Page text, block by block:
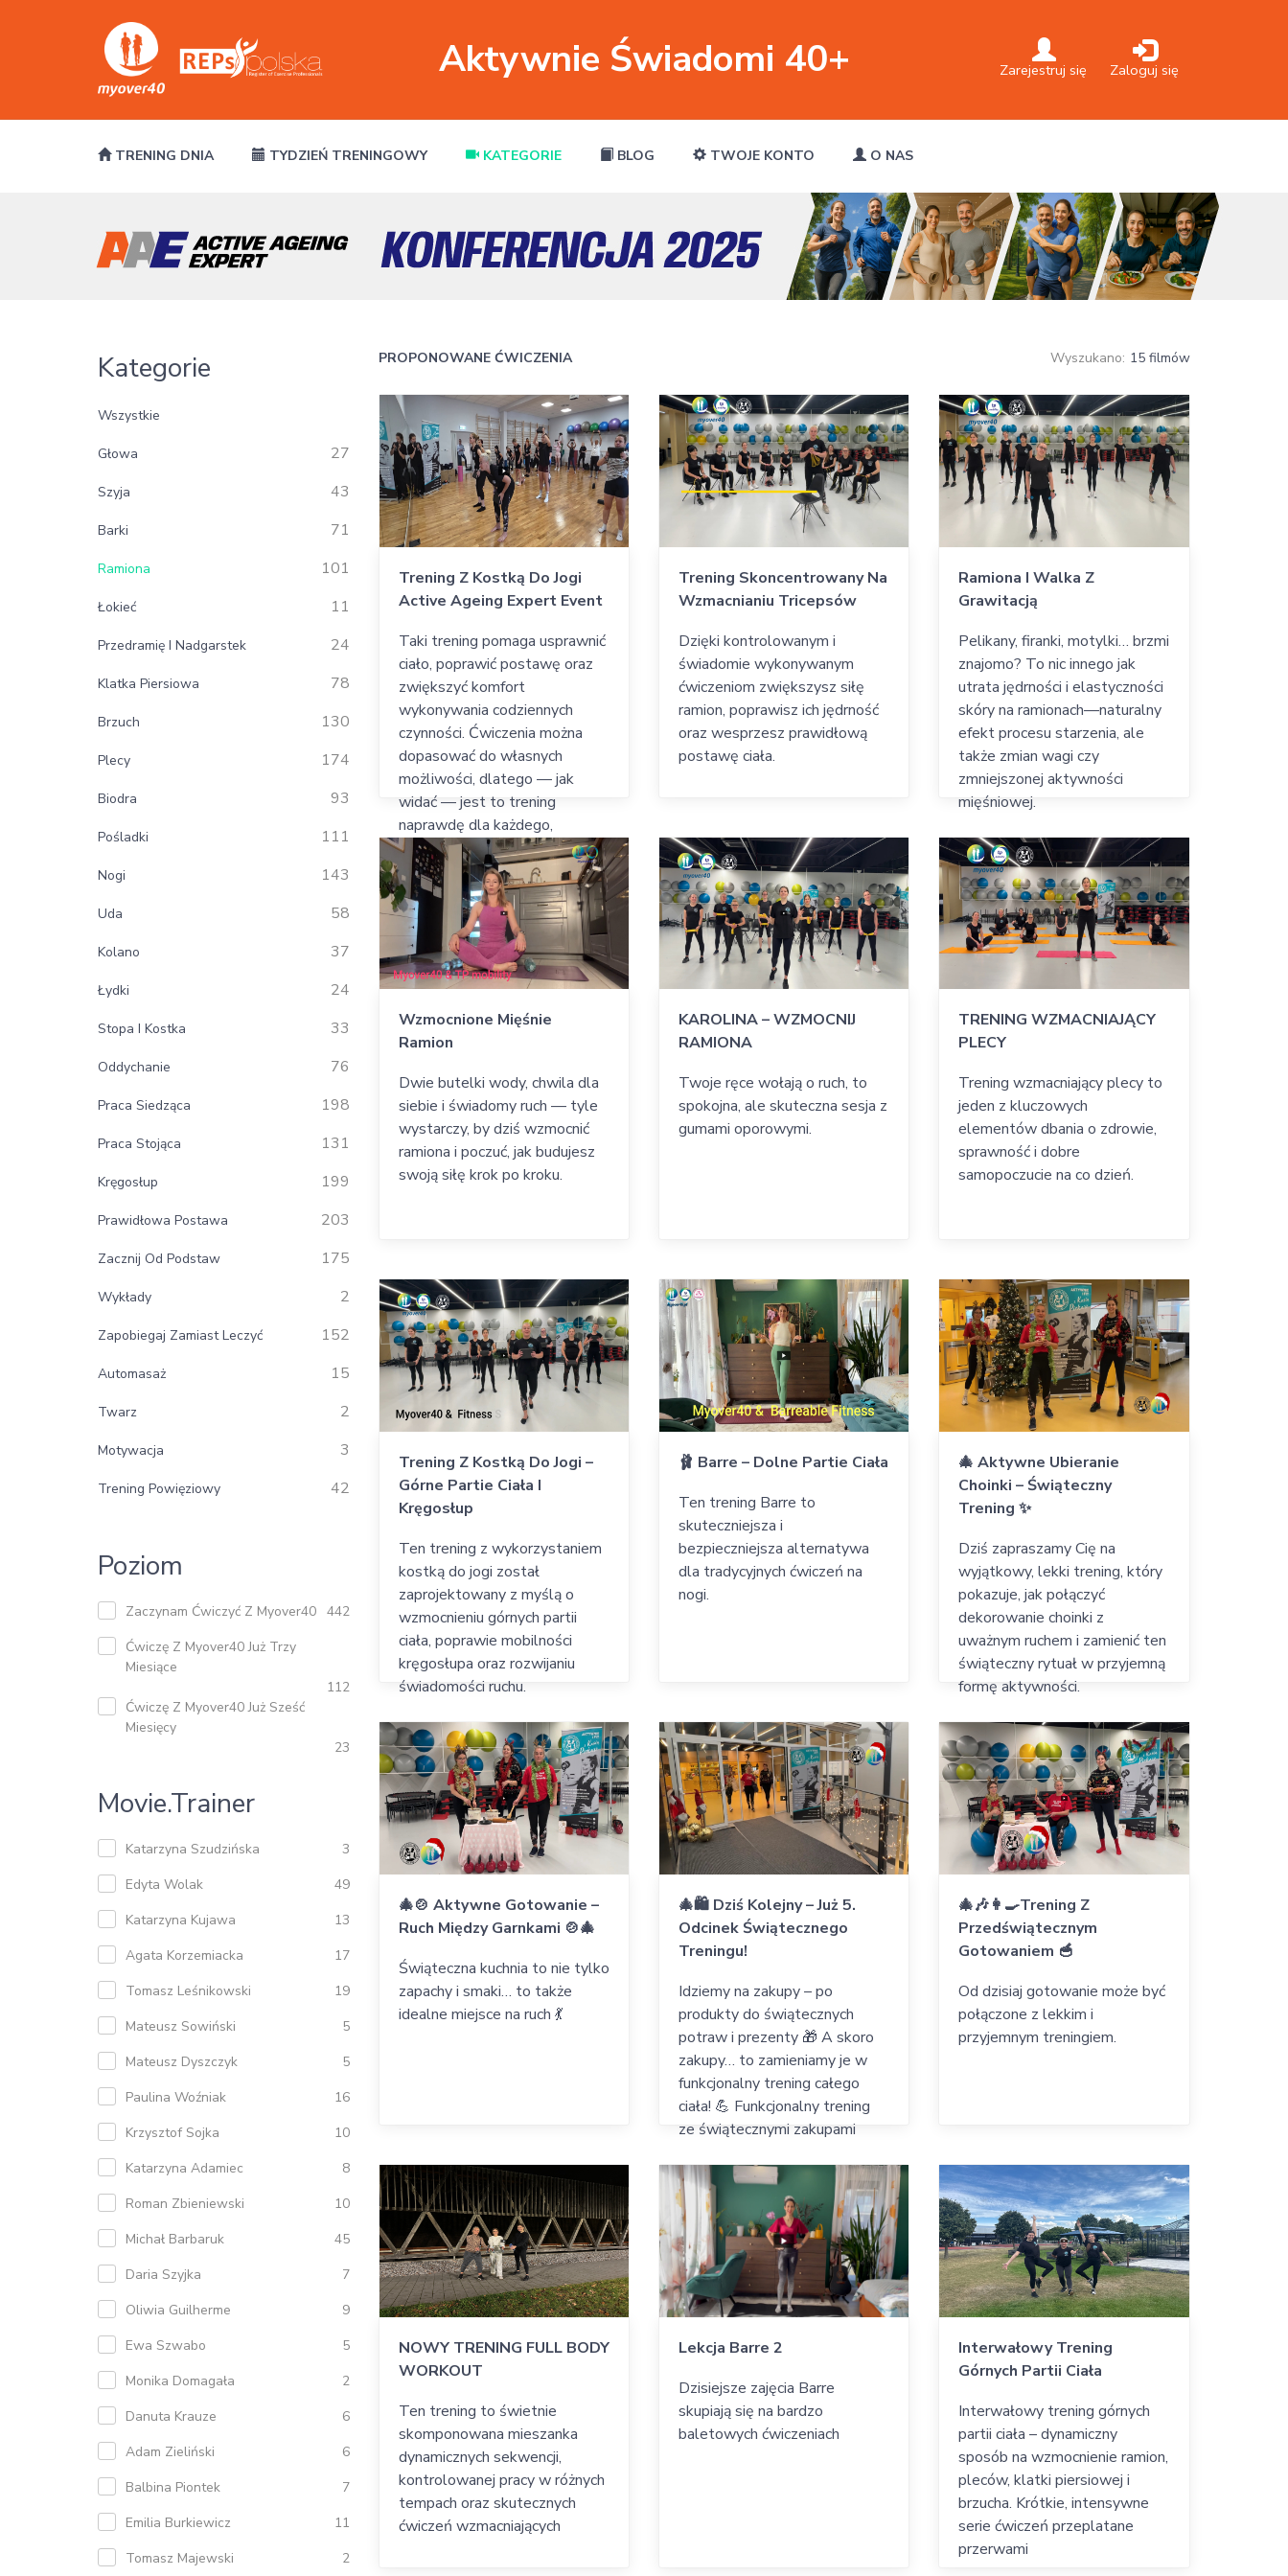
Aktywnie Świadomi 40+ Zaloguj się
Zarejestruj się
TRENING DNIA TYDZIEŃ TRENINGOWY KATEGORIE BLOG TWOJE KONTO O NAS
Kategorie
Wszystkie
Głowa 27
Szyja 43
Barki 71
Ramiona 101
Łokieć 11
Przedramię I Nadgarstek 24
Klatka Piersiowa 78
Brzuch 130
Plecy 174
Biodra 93
Pośladki 111
Nogi 143
Uda 58
Kolano 37
Łydki 24
Stopa I Kostka 33
Oddychanie 76
Praca Siedząca 198
Praca Stojąca 131
Kręgosłup 199
Prawidłowa Postawa 203
Zacznij Od Podstaw 175
Wykłady 2
Zapobiegaj Zamiast Leczyć 152
Automasaż 15
Twarz 2
Motywacja 3
Trening Powięziowy 42
Poziom
Zaczynam Ćwiczyć Z Myover40 442
Ćwiczę Z Myover40 Już Trzy
Miesiące
112
Ćwiczę Z Myover40 Już Sześć
Miesięcy
23
Movie.trainer
Katarzyna Szudzińska
3
Edyta Wolak
49
Katarzyna Kujawa
13
Agata Korzemiacka
17
Tomasz Leśnikowski
19
Mateusz Sowiński
5
Mateusz Dyszczyk
5
Paulina Woźniak
16
Krzysztof Sojka
10
Katarzyna Adamiec
8
Roman Zbieniewski
10
Michał Barbaruk
45
Daria Szyjka
7
Oliwia Guilherme
9
Ewa Szwabo
5
Monika Domagała
2
Danuta Krauze
6
Adam Zieliński
6
Balbina Piontek
7
Emilia Burkiewicz
11
Tomasz Majewski
2
PROPONOWANE ĆWICZENIA Wyszukano: 15 filmów
Trening Z Kostką Do Jogi
Active Ageing Expert Event
Taki trening pomaga usprawnić
ciało, poprawić postawę oraz
zwiększyć komfort
wykonywania codziennych
czynności. Ćwiczenia można
dopasować do własnych
możliwości, dlatego — jak
widać — jest to trening
naprawdę dla każdego,
niezależnie od wieku i poziomu
sprawności.
Trening Skoncentrowany Na
Wzmacnianiu Tricepsów
Dzięki kontrolowanym i
świadomie wykonywanym
ćwiczeniom zwiększysz siłę
ramion, poprawisz ich jędrność
oraz wesprzesz prawidłową
postawę ciała.
Ramiona I Walka Z
Grawitacją
Pelikany, firanki, motylki… brzmi
znajomo? To nic innego jak
utrata jędrności i elastyczności
skóry na ramionach—naturalny
efekt procesu starzenia, ale
także zmian wagi czy
zmniejszonej aktywności
mięśniowej.
Wzmocnione Mięśnie
Ramion
Dwie butelki wody, chwila dla
siebie i świadomy ruch — tyle
wystarczy, by dziś wzmocnić
ramiona i poczuć, jak budujesz
swoją siłę krok po kroku.
KAROLINA – WZMOCNIJ
RAMIONA
Twoje ręce wołają o ruch, to
spokojna, ale skuteczna sesja z
gumami oporowymi.
TRENING WZMACNIAJĄCY
PLECY
Trening wzmacniający plecy to
jeden z kluczowych
elementów dbania o zdrowie,
sprawność i dobre
samopoczucie na co dzień.
Trening Z Kostką Do Jogi –
Górne Partie Ciała I
Kręgosłup
Ten trening z wykorzystaniem
kostką do jogi został
zaprojektowany z myślą o
wzmocnieniu górnych partii
ciała, poprawie mobilności
kręgosłupa oraz rozwijaniu
świadomości ruchu.
🩰 Barre – Dolne Partie Ciała
Ten trening Barre to
skuteczniejsza i
bezpieczniejsza alternatywa
dla tradycyjnych ćwiczeń na
nogi.
🎄 Aktywne Ubieranie
Choinki – Świąteczny
Trening ✨
Dziś zapraszamy Cię na
wyjątkowy, lekki trening, który
pokazuje, jak połączyć
dekorowanie choinki z
uważnym ruchem i zamienić ten
świąteczny rytuał w przyjemną
formę aktywności.
🎄🍲 Aktywne Gotowanie –
Ruch Między Garnkami 🍲🎄
Świąteczna kuchnia to nie tylko
zapachy i smaki… to także
idealne miejsce na ruch 💃
🎄🛍 Dziś Kolejny – Już 5.
Odcinek Świątecznego
Treningu!
Idziemy na zakupy – po
produkty do świątecznych
potraw i prezenty 🎁 A skoro
zakupy… to zamieniamy je w
funkcjonalny trening całego
ciała! 💪 Funkcjonalny trening
ze świątecznymi zakupami
🎄🎶👩‍🍳Trening Z
Przedświątecznym
Gotowaniem 🥣
Od dzisiaj gotowanie może być
połączone z lekkim i
przyjemnym treningiem.
NOWY TRENING FULL BODY
WORKOUT
Ten trening to świetnie
skomponowana mieszanka
dynamicznych sekwencji,
kontrolowanej pracy w różnych
tempach oraz skutecznych
ćwiczeń wzmacniających
Lekcja Barre 2
Dzisiejsze zajęcia Barre
skupiają się na bardzo
baletowych ćwiczeniach
Interwałowy Trening
Górnych Partii Ciała
Interwałowy trening górnych
partii ciała – dynamiczny
sposób na wzmocnienie ramion,
pleców, klatki piersiowej i
brzucha. Krótkie, intensywne
serie ćwiczeń przeplatane
przerwami